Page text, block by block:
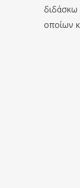
διδάσκω
οποίων